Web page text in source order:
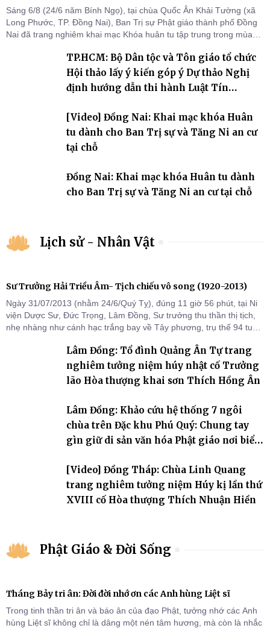
Sáng 6/8 (24/6 năm Bính Ngọ), tại chùa Quốc Ân Khải Tường (xã
Long Phước, TP. Đồng Nai), Ban Trị sự Phật giáo thành phố Đồng
Nai đã trang nghiêm khai mạc Khóa huân tu tập trung trong mùa
chỗ khu vực VII, VIII và trường hạ chùa Quốc Ân Khải Tường.
TP.HCM: Bộ Dân tộc và Tôn giáo tổ chức
Hội thảo lấy ý kiến góp ý Dự thảo Nghị
định hướng dẫn thi hành Luật Tín
[Video] Đồng Nai: Khai mạc khóa Huân
tu dành cho Ban Trị sự và Tăng Ni an cư
tại chỗ
Đồng Nai: Khai mạc khóa Huân tu dành
cho Ban Trị sự và Tăng Ni an cư tại chỗ
Lịch sử - Nhân Vật
Sư Trưởng Hải Triều Âm- Tịch chiếu vô song (1920-2013)
Ngày 31/07/2013 (nhằm 24/6/Quý Tỵ), đúng 11 giờ 56 phút, tại Ni
viện Dược Sư, Đức Trọng, Lâm Đồng, Sư trưởng thu thần thị tịch,
nhẹ nhàng như cánh hạc trắng bay về Tây phương, trụ thế 94 tuổi
Lâm Đồng: Tổ đình Quảng Ân Tự trang
nghiêm tưởng niệm húy nhật cố Trưởng
lão Hòa thượng khai sơn Thích Hồng Ân
Lâm Đồng: Khảo cứu hệ thống 7 ngôi
chùa trên Đặc khu Phú Quý: Chung tay
gìn giữ di sản văn hóa Phật giáo nơi biển
[Video] Đồng Tháp: Chùa Linh Quang
trang nghiêm tưởng niệm Húy kị lần thứ
XVIII cố Hòa thượng Thích Nhuận Hiền
Phật Giáo & Đời Sống
Tháng Bảy tri ân: Đời đời nhớ ơn các Anh hùng Liệt sĩ
Trong tinh thần tri ân và báo ân của đạo Phật, tưởng nhớ các Anh
hùng Liệt sĩ không chỉ là dâng một nén tâm hương, mà còn là nhắc